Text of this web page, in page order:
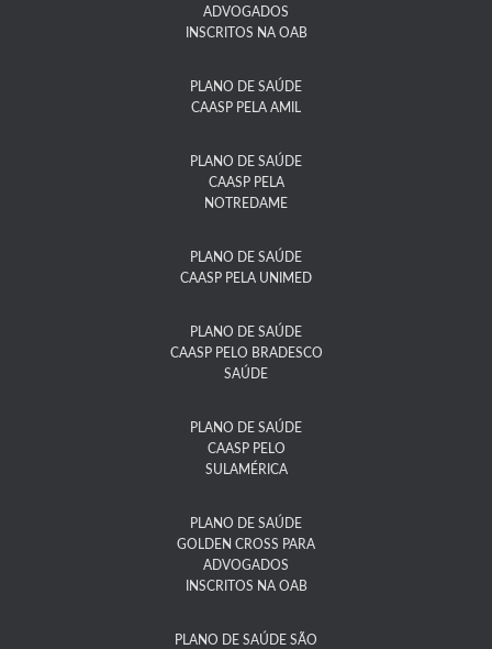
ADVOGADOS
INSCRITOS NA OAB
PLANO DE SAÚDE
CAASP PELA AMIL
PLANO DE SAÚDE
CAASP PELA
NOTREDAME​
PLANO DE SAÚDE
CAASP PELA UNIMED
PLANO DE SAÚDE
CAASP PELO BRADESCO
SAÚDE
PLANO DE SAÚDE
CAASP PELO
SULAMÉRICA
PLANO DE SAÚDE
GOLDEN CROSS PARA
ADVOGADOS
INSCRITOS NA OAB
PLANO DE SAÚDE SÃO